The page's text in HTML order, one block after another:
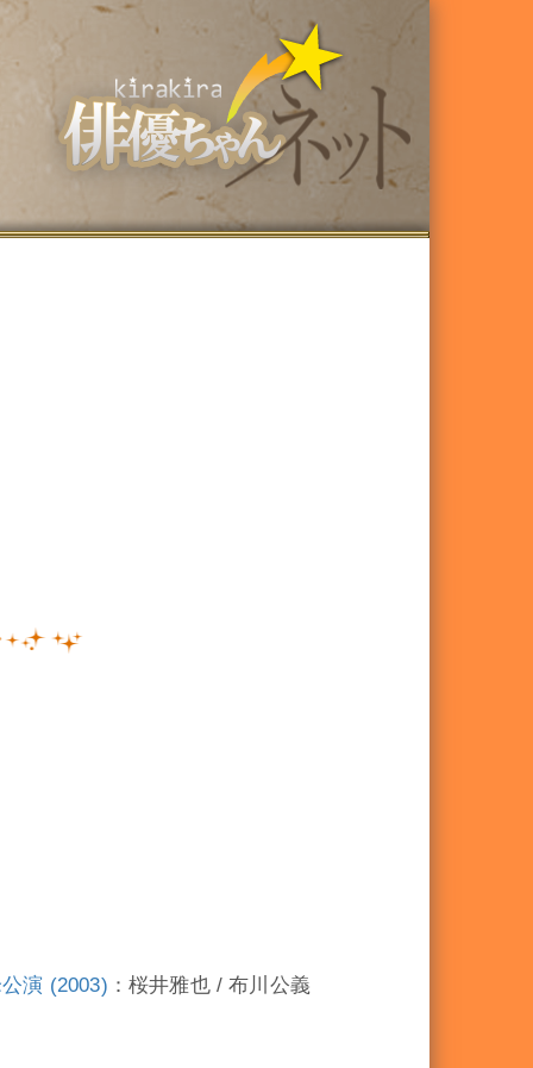
演 (2003) ：桜井雅也 / 布川公義